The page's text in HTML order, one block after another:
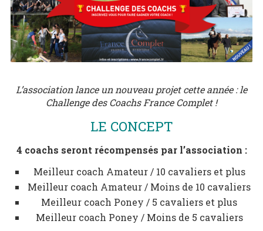
L’association lance un nouveau projet cette année : le
Challenge des Coachs France Complet !
LE CONCEPT
4 coachs seront récompensés par l’association :
Meilleur coach Amateur / 10 cavaliers et plus
Meilleur coach Amateur / Moins de 10 cavaliers
Meilleur coach Poney / 5 cavaliers et plus
Meilleur coach Poney / Moins de 5 cavaliers